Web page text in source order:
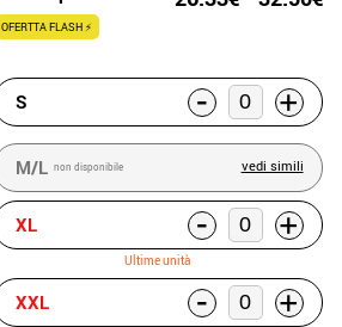
OFERTTA FLASH ⚡
S - +
M/L non disponibile vedi simili
XL - +
Ultime unità
XXL - +